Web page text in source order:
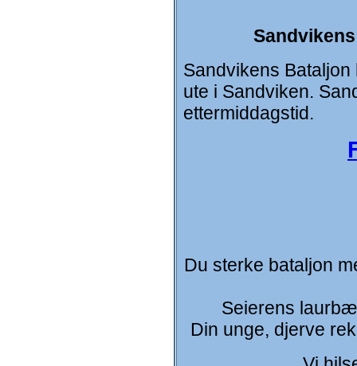
Sandvikens
ute i Sandviken.
ettermiddagstid.
Du sterke bataljon
Seierens
Din unge, djerve